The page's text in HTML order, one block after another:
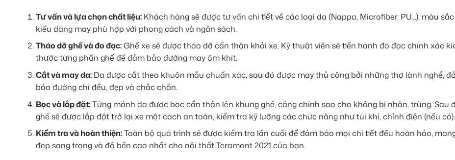
Tư vấn và lựa chọn chất liệu:Khách hàng sẽ được tư vấn chi tiết về các loại da (Nappa, Microfiber, PU…), màu
kiểu dáng may phù hợp với phong cách và ngân sách.
Tháo dỡ ghế và đo đạc:Ghế xe sẽ được tháo dỡ cẩn thận khỏi xe. Kỹ thuật viên sẽ tiến hành đo đạc chính xác
thước từng phần ghế để đảm bảo đường may ôm khít.
Cắt và may da:Da được cắt theo khuôn mẫu chuẩn xác, sau đó được may thủ công bởi những thợ lành nghề,
bảo đường chỉ đều, đẹp và chắc chắn.
Bọc và lắp đặt:Từng mảnh da được bọc cẩn thận lên khung ghế, căng chỉnh sao cho không bị nhăn, trùng. Sau
ghế sẽ được lắp đặt trở lại xe một cách an toàn, kiểm tra kỹ lưỡng các chức năng như túi khí, chỉnh điện (nếu có).
Kiểm tra và hoàn thiện:Toàn bộ quá trình sẽ được kiểm tra lần cuối để đảm bảo mọi chi tiết đều hoàn hảo,
đẹp sang trọng và độ bền cao nhất cho nội thất Teramont 2021 của bạn.